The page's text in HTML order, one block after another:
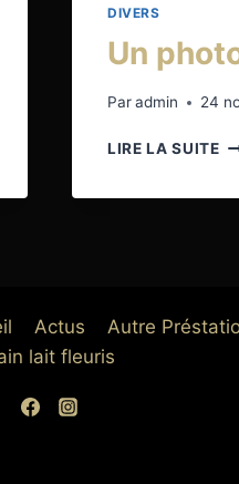
DIVERS
Un
Paradmin 24
LIRE LA SUITE
Actus
Autre
lait fleuris